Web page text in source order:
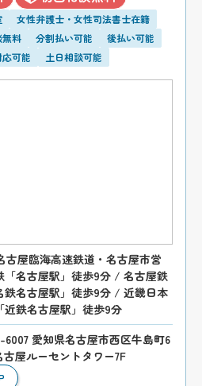
女性弁護士・女性司法書士在籍
無料 分割払い可能
後払い可能
可能 土日相談可能
古屋臨海高速鉄道・名古屋市営
「名古屋駅」徒歩9分 / 名古屋鉄
鉄名古屋駅」徒歩9分 / 近畿日本
近鉄名古屋駅」徒歩9分
6007 愛知県名古屋市西区牛島町6
屋ルーセントタワー7F